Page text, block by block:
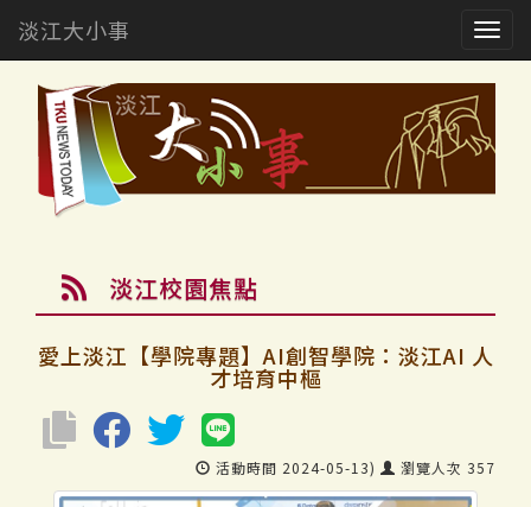
淡江大小事
淡江校園焦點
愛上淡江【學院專題】AI創智學院：淡江AI 人
才培育中樞
活動時間 2024-05-13) 瀏覽人次 357